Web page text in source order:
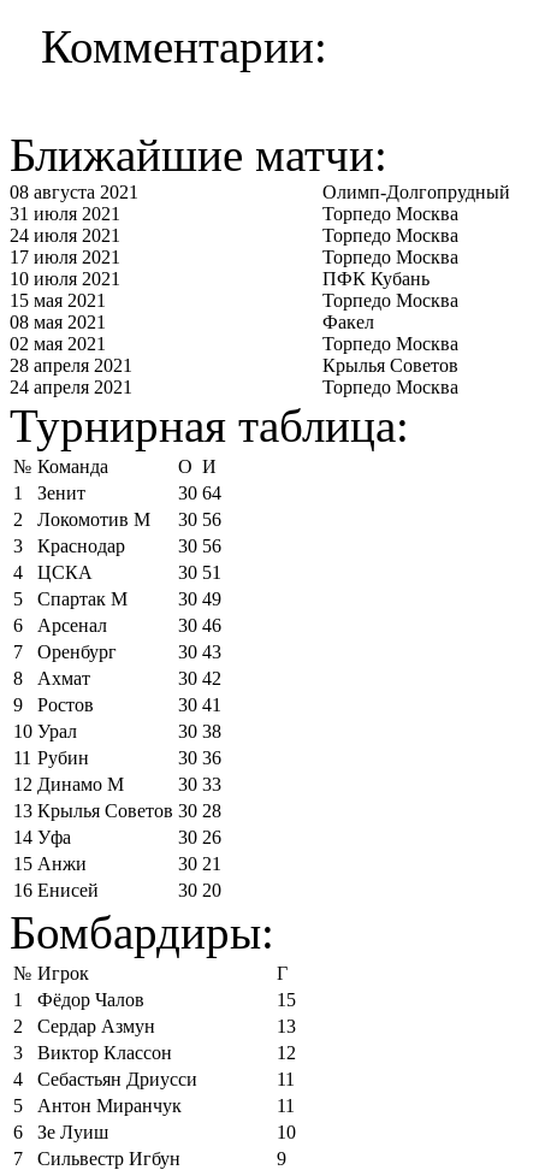
Комментарии:
Ближайшие матчи:
08 августа 2021
Олимп-Долгопрудный
31 июля 2021
Торпедо Москва
24 июля 2021
Торпедо Москва
17 июля 2021
Торпедо Москва
10 июля 2021
ПФК Кубань
15 мая 2021
Торпедо Москва
08 мая 2021
Факел
02 мая 2021
Торпедо Москва
28 апреля 2021
Крылья Советов
24 апреля 2021
Торпедо Москва
Турнирная таблица:
№ Команда О И
1
Зенит 30 64
2
Локомотив М 30 56
3
Краснодар 30 56
4
ЦСКА 30 51
5
Спартак М 30 49
6
Арсенал 30 46
7
Оренбург 30 43
8
Ахмат 30 42
9
Ростов 30 41
10 Урал 30 38
11 Рубин 30 36
12 Динамо М 30 33
13 Крылья Советов 30 28
14 Уфа 30 26
15 Анжи 30 21
16 Енисей 30 20
Бомбардиры:
№ Игрок
Г
1
Фёдор Чалов
15
2
Сердар Азмун
13
3
Виктор Классон
12
4
Себастьян Дриусси
11
5
Антон Миранчук
11
6
Зе Луиш
10
7
Сильвестр Игбун
9